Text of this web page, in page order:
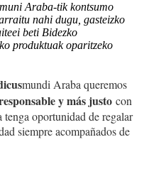
Araba-tik kontsumo
nahi dugu, gasteizko
beti Bidezko
produktuak oparitzeko
mundi Araba queremos
y más justo con
oportunidad de regalar
siempre acompañados de